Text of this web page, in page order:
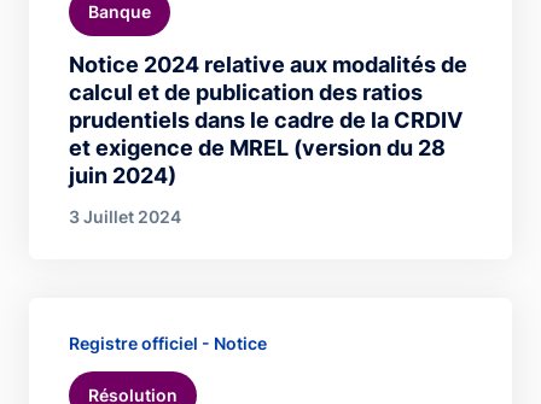
Notice 2024 relative aux modalités de
calcul et de publication des ratios
prudentiels dans le cadre de la CRDIV
et exigence de MREL (version du 28
juin 2024)
Banque
3 Juillet 2024
Registre officiel - Notice
Résolution